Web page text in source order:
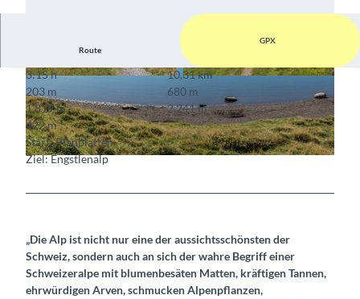
© Bernd Jung, Bernd Jung
Route
GPX
3:15 h
10,31 km
203 m
680 m
1.819 m
2.241 m
422 m
Start: Planplatten
Ziel: Engstlenalp
„Die Alp ist nicht nur eine der aussichtsschönsten der
Schweiz, sondern auch an sich der wahre Begriff einer
Schweizeralpe mit blumenbesäten Matten, kräftigen Tannen,
ehrwürdigen Arven, schmucken Alpenpflanzen,